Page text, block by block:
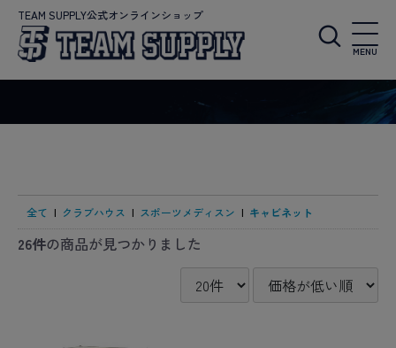
TEAM SUPPLY公式オンラインショップ
MENU
全て | クラブハウス | スポーツメディスン | キャビネット
26件の商品が見つかりました